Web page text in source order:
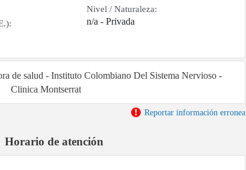
Nivel / Naturaleza:
n/a - Privada
de salud - Instituto Colombiano Del Sistema Nervioso -
Clinica Montserrat
Reportar información erronea
Horario de atención